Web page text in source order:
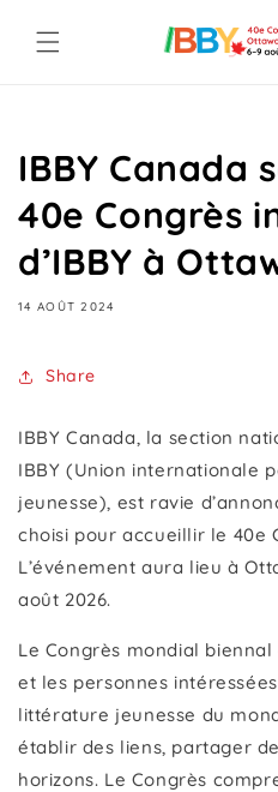
passer
au
IBBY Canada
40e Congrès
d’IBBY à
14 AOÛT 2024
Share
IBBY Canada, la section
IBBY (Union internationale
jeunesse), est ravie
choisi pour accueillir le 40e
L’événement aura lieu à
août 2026.
Le Congrès mondial biennal
et les personnes
littérature jeunesse du
établir des liens, partager
horizons. Le Congrès